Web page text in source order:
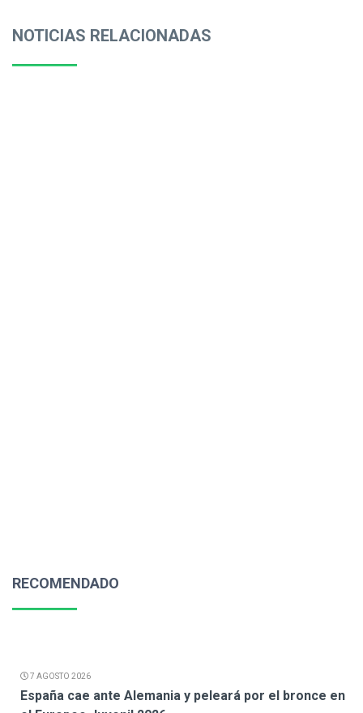
NOTICIAS RELACIONADAS
RECOMENDADO
7 AGOSTO 2026
España cae ante Alemania y peleará por el bronce en